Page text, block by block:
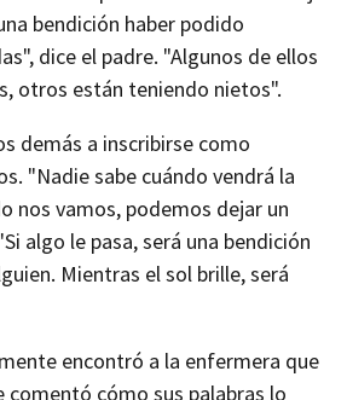
bendición haber podido
dice el padre. "Algunos de ellos
otros están teniendo nietos".
demás a inscribirse como
"Nadie sabe cuándo vendrá la
nos vamos, podemos dejar un
algo le pasa, será una bendición
Mientras el sol brille, será
encontró a la enfermera que
comentó cómo sus palabras lo